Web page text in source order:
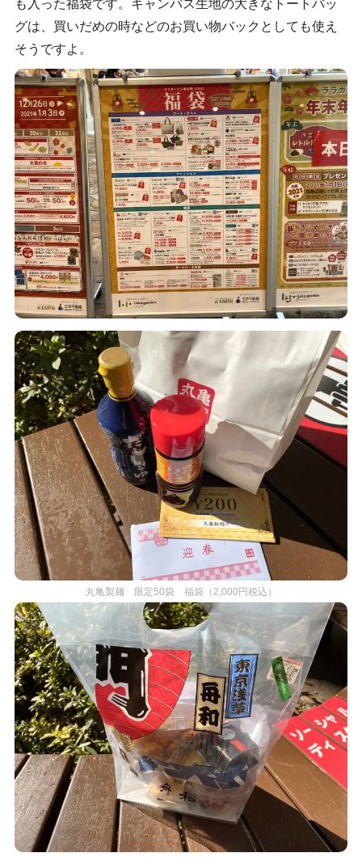
も入った福袋です。キャンバス生地の大きなトートバッ
グは、買いだめの時などのお買い物バックとしても使え
そうですよ。
丸亀製麺 限定50袋 福袋（2,000円税込）